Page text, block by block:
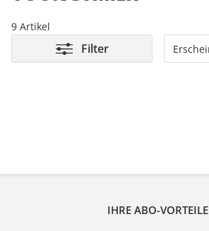
9 Artikel
Filter
IHRE ABO-VORTEILE